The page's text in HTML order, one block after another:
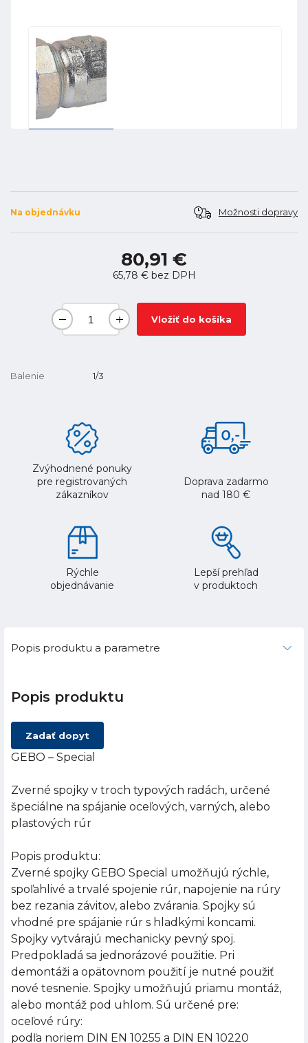
Na objednávku Možnosti dopravy
80,91 €
65,78 €bez DPH
Vložiť do košíka
Balenie 1/3
Zvýhodnené ponuky
pre registrovaných
zákazníkov
Doprava zadarmo
nad 180 €
Rýchle
objednávanie
Lepší prehľad
v produktoch
Popis produktu a parametre
Popis produktu
Zadať dopyt
GEBO – Special
Zverné spojky v troch typových radách, určené
špeciálne na spájanie oceľových, varných, alebo
plastových rúr
Popis produktu:
Zverné spojky GEBO Special umožňujú rýchle,
spoľahlivé a trvalé spojenie rúr, napojenie na rúry
bez rezania závitov, alebo zvárania. Spojky sú
vhodné pre spájanie rúr s hladkými koncami.
Spojky vytvárajú mechanicky pevný spoj.
Predpokladá sa jednorázové použitie. Pri
demontáži a opätovnom použití je nutné použiť
nové tesnenie. Spojky umožňujú priamu montáž,
alebo montáž pod uhlom. Sú určené pre:
oceľové rúry:
podľa noriem DIN EN 10255 a DIN EN 10220